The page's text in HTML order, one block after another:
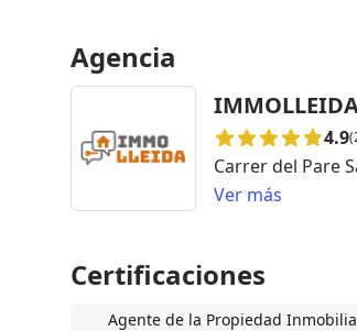
Agencia
4.9
Carrer del Pare
Ver más
Certificaciones
Agente de la Propiedad